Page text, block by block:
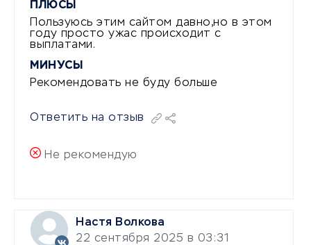
ПЛЮСЫ
Пользуюсь этим сайтом давно,но в этом
году просто ужас происходит с
выплатами.
МИНУСЫ
Рекомендовать не буду больше
Ответить на отзыв
Не рекомендую
Настя Волкова
22 сентября 2025 в 03:31